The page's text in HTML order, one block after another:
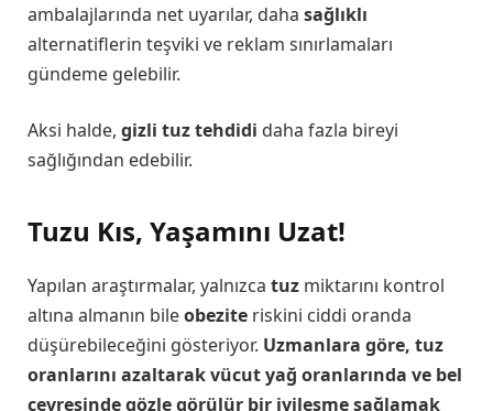
ambalajlarında net uyarılar, daha sağlıklı
alternatiflerin teşviki ve reklam sınırlamaları
gündeme gelebilir.
Aksi halde, gizli tuz tehdidi daha fazla bireyi
sağlığından edebilir.
Tuzu Kıs, Yaşamını Uzat!
Yapılan araştırmalar, yalnızca tuz miktarını kontrol
altına almanın bileobezite riskini ciddi oranda
düşürebileceğini gösteriyor. Uzmanlara göre, tuz
oranlarını azaltarak vücut yağ oranlarında ve bel
çevresinde gözle görülür bir iyileşme sağlamak